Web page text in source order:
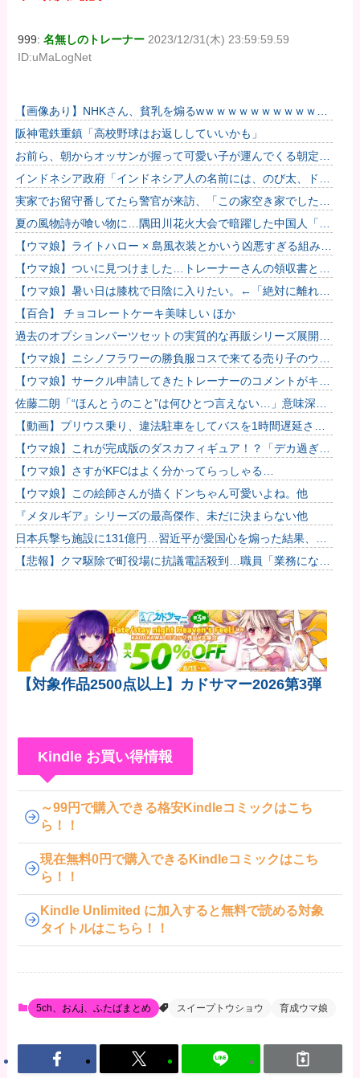
999:名無しのトレーナー 2023/12/31(木) 23:59:59.59
ID:uMaLogNet
【画像あり】NHKさん、貧乳を煽るwｗｗｗｗｗｗｗｗｗｗｗ
ｗｗｗｗ
阪神電鉄重鎮「高校野球はお返ししていいかも」
お前ら、朝からオッサンが握って可愛い子が運んでくる朝定食
（2200円）頼める？
インドネシア政府「インドネシア人の名前には、のび太、ドラ
えもん、スネ夫、ナルト、しんちゃんなどあります」
実家でお留守番してたら警官が来訪、「この家空き家でしたよ
ね？」と問いかけてくるが実際は30年ほど住んでおり……
夏の風物詩が喰い物に…隅田川花火大会で暗躍した中国人「場
所取り転売ヤー」の高笑い
【ウマ娘】ライトハロー × 島風衣装とかいう凶悪すぎる組み合
わせｗｗｗ「大変なことに…」
【ウマ娘】ついに見つけました…トレーナーさんの領収書と給
与明細！！
【ウマ娘】暑い日は膝枕で日陰に入りたい。←「絶対に離れた
くない場所だな」
【百合】 チョコレートケーキ美味しい ほか
過去のオプションパーツセットの実質的な再販シリーズ展開止
まるの早すぎない？
【ウマ娘】ニシノフラワーの勝負服コスで来てる売り子のウマ
娘！？
【ウマ娘】サークル申請してきたトレーナーのコメントがキモ
すぎて草ｗｗｗ「このまま成長したらどうなるんや…」
佐藤二朗「“ほんとうのこと”は何ひとつ言えない…」意味深投
稿に憶測殺到
【動画】プリウス乗り、違法駐車をしてバスを1時間遅延させ
てしまった模様
【ウマ娘】これが完成版のダスカフィギュア！？「デカ過ぎん
だろ…」
【ウマ娘】さすがKFCはよく分かってらっしゃる…
【ウマ娘】この絵師さんが描くドンちゃん可愛いよね。他
『メタルギア』シリーズの最高傑作、未だに決まらない他
日本兵撃ち施設に131億円…習近平が愛国心を煽った結果、
「抗日テーマパーク｣が中国各地に広がる！
【悲報】クマ駆除で町役場に抗議電話殺到…職員「業務になり
【対象作品2500点以上】カドサマー2026第3弾
Kindle お買い得情報
～99円で購入できる格安Kindleコミックはこち
ら！！
現在無料0円で購入できるKindleコミックはこち
ら！！
Kindle Unlimited に加入すると無料で読める対象
タイトルはこちら！！
5ch、おんj、ふたばまとめ スイープトウショウ 育成ウマ娘